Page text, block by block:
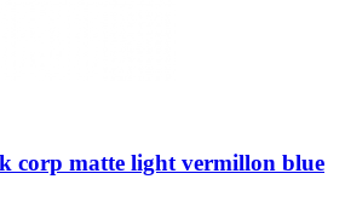
corp matte light vermillon blue